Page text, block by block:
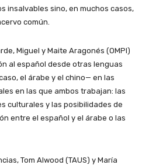
insalvables sino, en muchos casos,
común.
Miguel y Maite Aragonés (OMPI)
al español desde otras lenguas
el árabe y el chino— en las
en las que ambos trabajan: las
culturales y las posibilidades de
entre el español y el árabe o las
Tom Alwood (TAUS) y María